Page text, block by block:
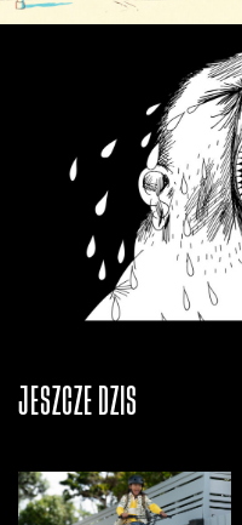
JESZCZE DZIŚ